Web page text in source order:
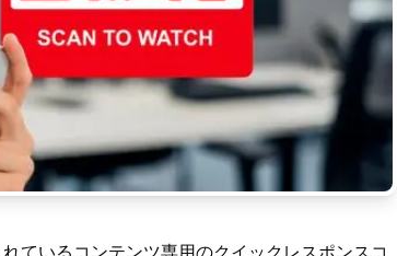
ているコンテンツ専用のクイックレスポンスコ